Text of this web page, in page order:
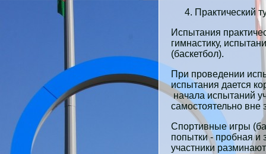
Практический
Испытания
гимнастику,
(баскетбол).
При проведении
испытания дается
начала испытаний
самостоятельно вне
Спортивные игры
попытки - пробная и
участники